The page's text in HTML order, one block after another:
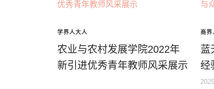
学界人大人
农业与农村发展学院2022年
新引进优秀青年教师风采展示
商界
蓝
经